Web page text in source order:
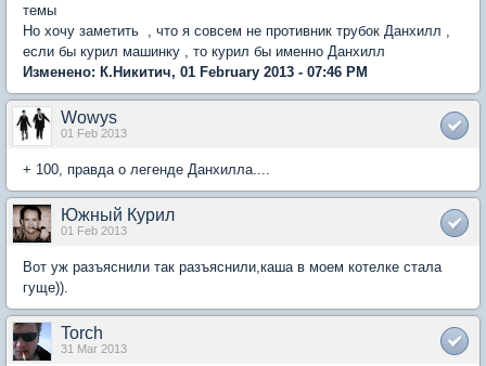
темы
Но хочу заметить , что я совсем не противник трубок Данхилл ,
если бы курил машинку , то курил бы именно Данхилл
Изменено: К.Никитич, 01 February 2013 - 07:46 PM
Wowys
01 Feb 2013
+ 100, правда о легенде Данхилла....
Южный Курил
01 Feb 2013
Вот уж разъяснили так разъяснили,каша в моем котелке стала
гуще)).
Torch
31 Mar 2013